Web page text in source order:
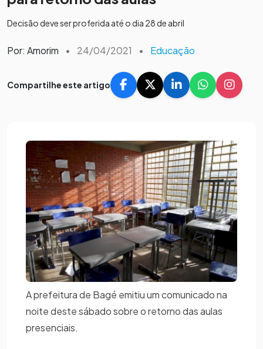
Decisão deve ser proferida até o dia 28 de abril
Por: Amorim • 24/04/2021 • Educação
Compartilhe este artigo
A prefeitura de Bagé emitiu um comunicado na
noite deste sábado sobre o retorno das aulas
presenciais.